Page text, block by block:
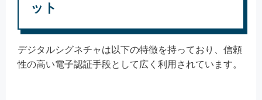
ット
デジタルシグネチャは以下の特徴を持っており、信頼
性の高い電子認証手段として広く利用されています。